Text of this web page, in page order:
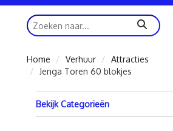
zoeken
Home
Verhuur
Attracties
Jenga Toren 60 blokjes
Bekijk Categorieën